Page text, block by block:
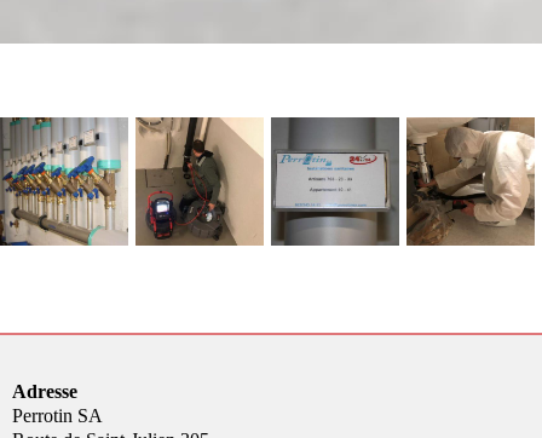
Adresse
Perrotin SA